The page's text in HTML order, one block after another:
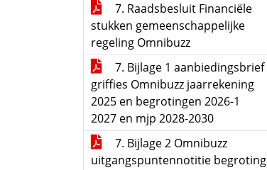
7. Raadsbesluit Financiële
stukken gemeenschappelijke
regeling Omnibuzz
7. Bijlage 1 aanbiedingsbrief
griffies Omnibuzz jaarrekening
2025 en begrotingen 2026-1
2027 en mjp 2028-2030
7. Bijlage 2 Omnibuzz
uitgangspuntennotitie begroting